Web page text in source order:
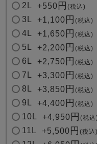
2L +550 税込
3L +1,100 税込
4L +1,650 税込
5L +2,200 税込
6L +2,750 税込
7L +3,300 税込
8L +3,850 税込
9L +4,400 税込
10L +4,950 税込
11L +5,500 税込